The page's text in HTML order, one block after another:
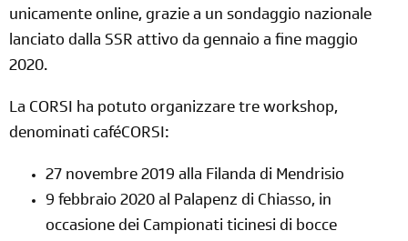
unicamente online, grazie a un sondaggio nazionale
lanciato dalla SSR attivo da gennaio a fine maggio
2020.
La CORSI ha potuto organizzare tre workshop,
denominati caféCORSI:
27 novembre 2019 alla Filanda di Mendrisio
9 febbraio 2020 al Palapenz di Chiasso, in
occasione dei Campionati ticinesi di bocce